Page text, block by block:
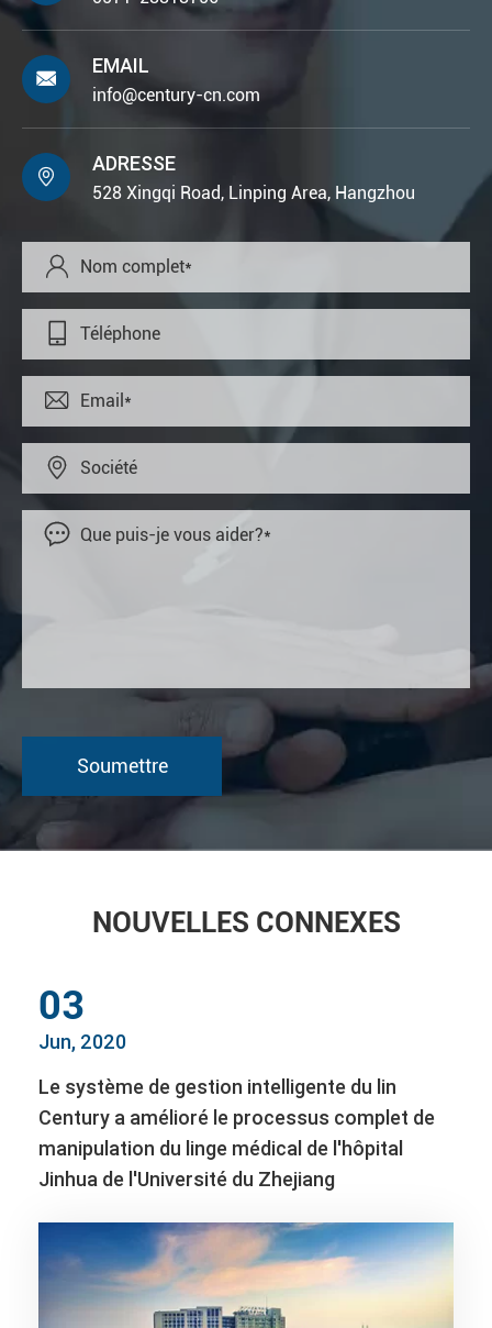

EMAIL
info@century-cn.com

ADRESSE
528 Xingqi Road, Linping Area, Hangzhou





NOUVELLES CONNEXES
03
Jun, 2020
Le système de gestion intelligente du lin
Century a amélioré le processus complet de
manipulation du linge médical de l'hôpital
Jinhua de l'Université du Zhejiang